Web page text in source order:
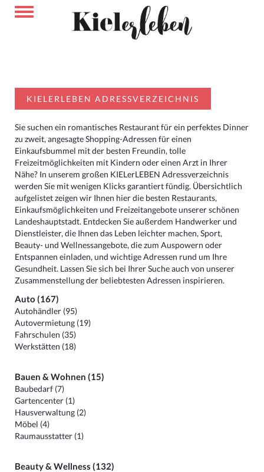
KIELERLEBEN ADRESSVERZEICHNIS
Sie suchen ein romantisches Restaurant für ein perfektes Dinner
zu zweit, angesagte Shopping-Adressen für einen
Einkaufsbummel mit der besten Freundin, tolle
Freizeitmöglichkeiten mit Kindern oder einen Arzt in Ihrer
Nähe? In unserem großen KIELerLEBEN Adressverzeichnis
werden Sie mit wenigen Klicks garantiert fündig. Übersichtlich
aufgelistet zeigen wir Ihnen hier die besten Restaurants,
Einkaufsmöglichkeiten und Freizeitangebote unserer schönen
Landeshauptstadt. Entdecken Sie außerdem Handwerker und
Dienstleister, die Ihnen das Leben leichter machen, Sport,
Beauty- und Wellnessangebote, die zum Auspowern oder
Entspannen einladen, und wichtige Adressen rund um Ihre
Gesundheit. Lassen Sie sich bei Ihrer Suche auch von unserer
Zusammenstellung der beliebtesten Adressen inspirieren.
Auto (167)
Autohändler (95)
Autovermietung (19)
Fahrschulen (35)
Werkstätten (18)
Bauen & Wohnen (15)
Baubedarf (7)
Gartencenter (1)
Hausverwaltung (2)
Möbel (4)
Raumausstatter (1)
Beauty & Wellness (132)